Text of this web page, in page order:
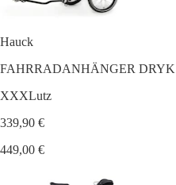
Hauck
FAHRRADANHÄNGER
XXXLutz
339,90 €
449,00 €